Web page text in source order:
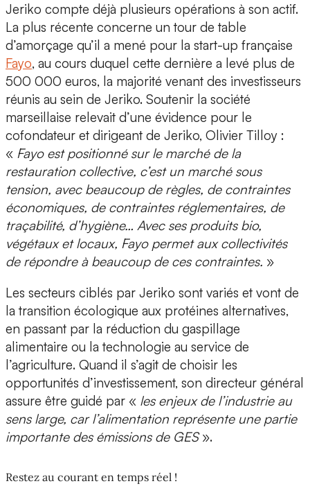
Jeriko compte déjà plusieurs opérations à son actif.
La plus récente concerne un tour de table
d’amorçage qu’il a mené pour la start-up française
Fayo, au cours duquel cette dernière a levé plus de
500 000 euros, la majorité venant des investisseurs
réunis au sein de Jeriko. Soutenir la société
marseillaise relevait d’une évidence pour le
cofondateur et dirigeant de Jeriko, Olivier Tilloy :
« Fayo est positionné sur le marché de la
restauration collective, c’est un marché sous
tension, avec beaucoup de règles, de contraintes
économiques, de contraintes réglementaires, de
traçabilité, d’hygiène… Avec ses produits bio,
végétaux et locaux, Fayo permet aux collectivités
de répondre à beaucoup de ces contraintes. »
Les secteurs ciblés par Jeriko sont variés et vont de
la transition écologique aux protéines alternatives,
en passant par la réduction du gaspillage
alimentaire ou la technologie au service de
l’agriculture. Quand il s’agit de choisir les
opportunités d’investissement, son directeur général
assure être guidé par « les enjeux de l’industrie au
sens large, car l’alimentation représente une partie
importante des émissions de GES».
Restez au courant en temps réel !